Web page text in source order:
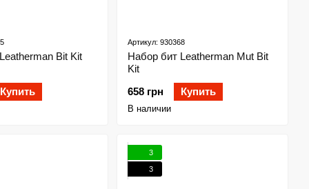
Bit Kit
Купить
Артикул: 930368
Набор бит Leatherman Mut Bit
Kit
658 грн
Купить
В наличии
3
3